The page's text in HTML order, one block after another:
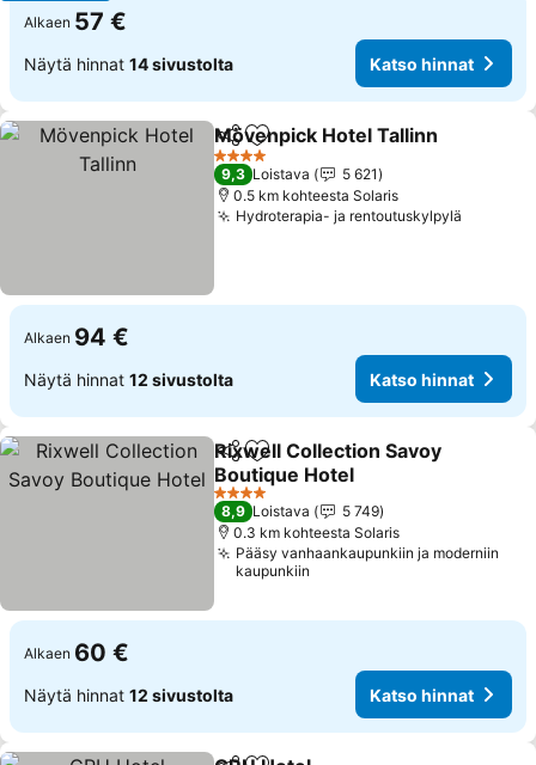
Alkaen 57 €
Näytä hinnat 14 sivustolta Katso hinnat
Jaa Lisää suosikkeihin
Mövenpick Hotel Tallinn
4 Tähtiluokitus
9,3 Loistava
5 621
0.5 km kohteesta Solaris
Hydroterapia- ja rentoutuskylpylä
Alkaen 94 €
Näytä hinnat 12 sivustolta Katso hinnat
Jaa Lisää suosikkeihin
Rixwell Collection Savoy
Boutique Hotel
Katso hinnat
4 Tähtiluokitus
8,9 Loistava
5 749
0.3 km kohteesta Solaris
Pääsy vanhaankaupunkiin ja moderniin
kaupunkiin
Alkaen 60 €
Näytä hinnat 12 sivustolta Katso hinnat